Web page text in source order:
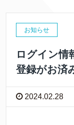
お知らせ
ログイン情
登録がお済
2024.02.28